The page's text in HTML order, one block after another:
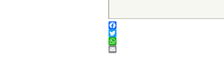
Facebook
Twitter
WhatsApp